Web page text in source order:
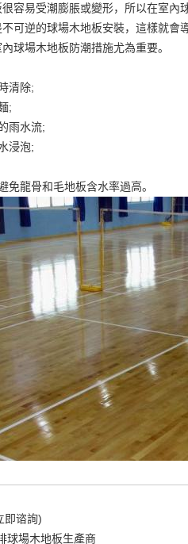
容易受潮膨脹或變形，所以在室
可逆的球場木地板安裝，這樣就會
球場木地板防潮措施尤為重要。
清除;
;
雨水流;
浸泡;
龍骨和毛地板含水率過高。
即谘詢)
球場木地板生產商